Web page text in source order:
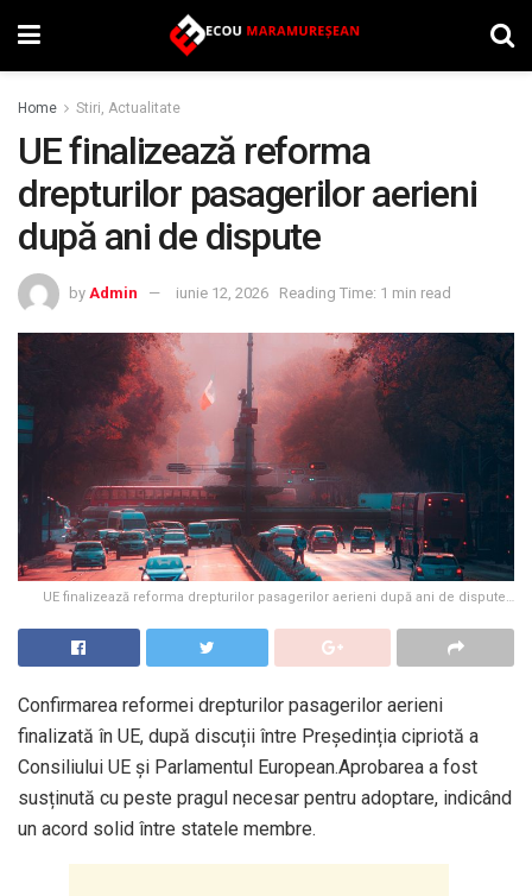
Home Stiri, Actualitate
UE finalizează reforma
drepturilor pasagerilor aerieni
după ani de dispute
by Admin iunie 12, 2026 Reading Time: 1 min read
UE finalizează reforma drepturilor pasagerilor aerieni după ani de dispute…
Confirmarea reformei drepturilor pasagerilor aerieni
finalizată în UE, după discuții între Președinția cipriotă a
Consiliului UE și Parlamentul European.Aprobarea a fost
susținută cu peste pragul necesar pentru adoptare, indicând
un acord solid între statele membre.